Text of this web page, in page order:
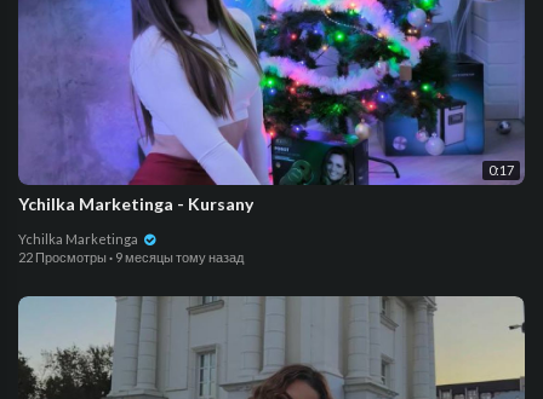
0:17
Ychilka Marketinga - Kursany
Ychilka Marketinga
22 Просмотры · 9 месяцы тому назад